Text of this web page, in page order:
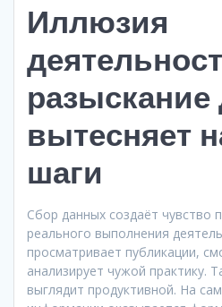
Иллюзия
вытесняет
шаги
Сбор данных создаёт чувство
реального выполнения
просматривает публикации,
анализирует чужой практику.
выглядит продуктивной. На